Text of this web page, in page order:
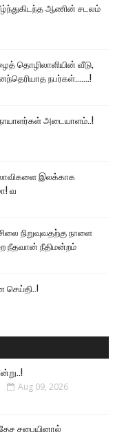
ஆணின் சடலம்
தொழிலாளியின் வீடு,
நபர்கள்.......!
அடையாளம்..!
இலக்காக
வ
நிறுவுவதற்கு நாளை
நீதவான் நீதிமன்றம்
செய்தி..!
Aug 09, 2026
சபையினால்